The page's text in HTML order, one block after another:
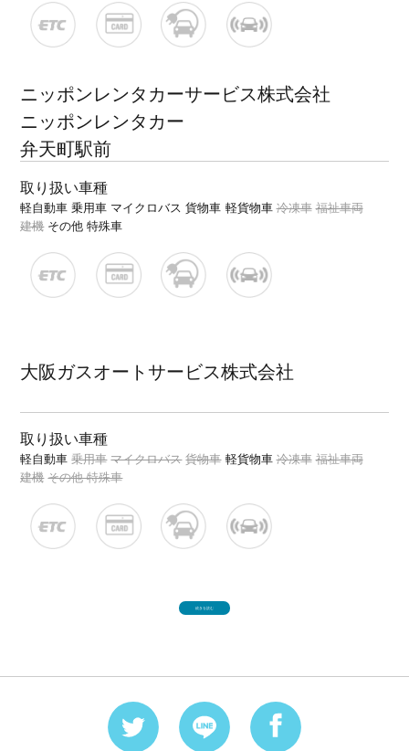
ニッポンレンタカーサービス株式会社
ニッポンレンタカー
弁天町駅前
取り扱い車種
軽自動車 乗用車 マイクロバス 貨物車 軽貨物車 冷凍車 福祉車両
建機 その他 特殊車
大阪ガスオートサービス株式会社
取り扱い車種
軽自動車 乗用車 マイクロバス 貨物車 軽貨物車 冷凍車 福祉車両
建機 その他 特殊車
続きを読む